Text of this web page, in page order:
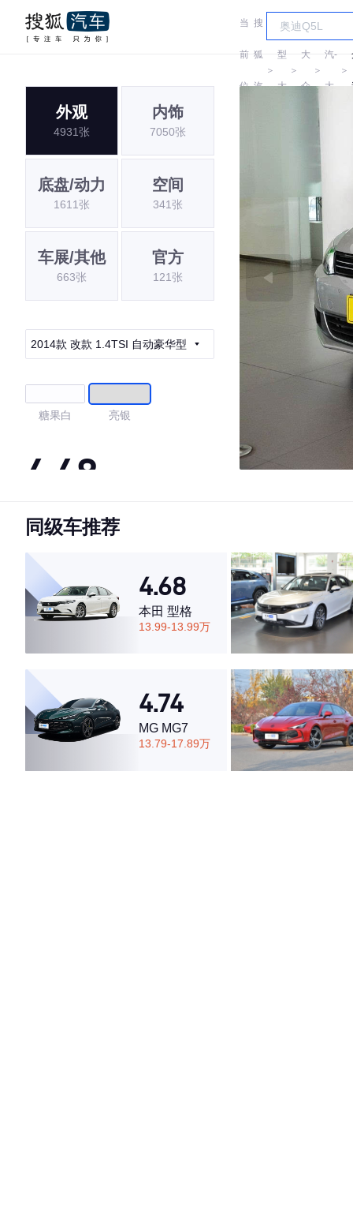
当
前
位
搜
狐
汽
＞
车
型
大
＞
大
众
＞
汽-
大
＞
外观
4931张
内饰
7050张
底盘/动力
1611张
空间
341张
车展/其他
663张
官方
121张
2014款 改款 1.4TSI 自动豪华型
糖果白 亮银
4.48
·外观表现一般，低于66%同级车
·空间表现一般，低于52%同级车
同级车推荐
4.68
本田 型格
13.99-13.99万
4.74
MG MG7
13.79-17.89万